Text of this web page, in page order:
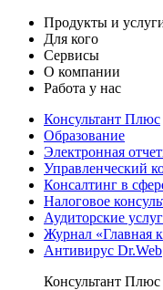
Продукты и
Для кого
Сервисы
О компании
Работа у нас
Консультант Плюс
Образование
Электронная
Управленческий
Консалтинг в
Налоговое
Аудиторские
Журнал «Главная
Антивирус Dr.Web
Консультант Плюс